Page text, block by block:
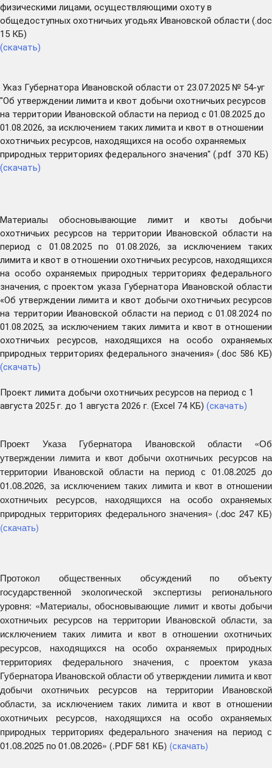
физическими лицами, осуществляющими охоту в
общедоступных охотничьих угодьях Ивановской области (.doc
15 КБ)
(скачать)
Указ Губернатора Ивановской области от 23.07.2025 № 54-уг
"Об утверждении лимита и квот добычи охотничьих ресурсов
на территории Ивановской области на период с 01.08.2025 до
01.08.2026, за исключением таких лимита и квот в отношении
охотничьих ресурсов, находящихся на особо охраняемых
природных территориях федерального значения" (.pdf 370 КБ)
(скачать)
Материалы обосновывающие лимит и квоты добычи
охотничьих ресурсов на территории Ивановской области на
период с 01.08.2025 по 01.08.2026, за исключением таких
лимита и квот в отношении охотничьих ресурсов, находящихся
на особо охраняемых природных территориях федерального
значения, с проектом указа Губернатора Ивановской области
«Об утверждении лимита и квот добычи охотничьих ресурсов
на территории Ивановской области на период с 01.08.2024 по
01.08.2025, за исключением таких лимита и квот в отношении
охотничьих ресурсов, находящихся на особо охраняемых
природных территориях федерального значения» (.doc 586 КБ)
(скачать)
Проект лимита добычи охотничьих ресурсов на период с 1
августа 2025 г. до 1 августа 2026 г. (Excel 74 КБ) (скачать)
Проект Указа Губернатора Ивановской области «Об
утверждении лимита и квот добычи охотничьих ресурсов на
территории Ивановской области на период с 01.08.2025 до
01.08.2026, за исключением таких лимита и квот в отношении
охотничьих ресурсов, находящихся на особо охраняемых
природных территориях федерального значения» (.doc 247 КБ)
(скачать)
Протокол общественных обсуждений по объекту
государственной экологической экспертизы регионального
уровня: «Материалы, обосновывающие лимит и квоты добычи
охотничьих ресурсов на территории Ивановской области, за
исключением таких лимита и квот в отношении охотничьих
ресурсов, находящихся на особо охраняемых природных
территориях федерального значения, с проектом указа
Губернатора Ивановской области об утверждении лимита и квот
добычи охотничьих ресурсов на территории Ивановской
области, за исключением таких лимита и квот в отношении
охотничьих ресурсов, находящихся на особо охраняемых
природных территориях федерального значения на период с
01.08.2025 по 01.08.2026» (.PDF 581 КБ) (скачать)